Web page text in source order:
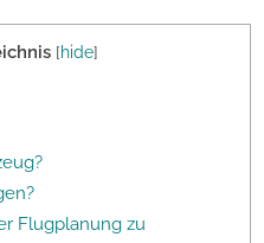
[hide]
Flugplanung zu